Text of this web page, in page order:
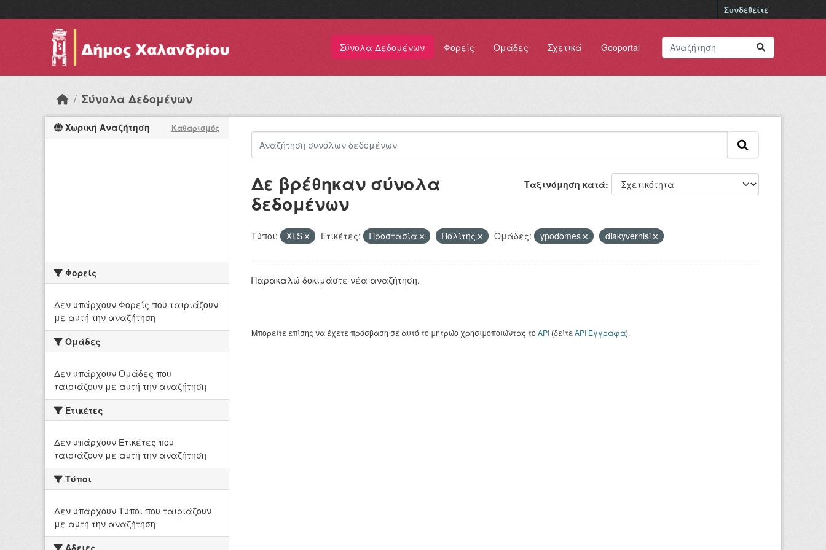
Συνδεθείτε
Σύνολα Δεδομένων Φορείς Ομάδες Σχετικά Geoportal
Σύνολα Δεδομένων
Χωρική Αναζήτηση Καθαρισμός
Φορείς
Δεν υπάρχουν Φορείς που ταιριάζουν
με αυτή την αναζήτηση
Ομάδες
Δεν υπάρχουν Ομάδες που
ταιριάζουν με αυτή την αναζήτηση
Ετικέτες
Δεν υπάρχουν Ετικέτες που
ταιριάζουν με αυτή την αναζήτηση
Τύποι
Δεν υπάρχουν Τύποι που ταιριάζουν
με αυτή την αναζήτηση
Άδειες
Ταξινόμηση κατά
Δε βρέθηκαν σύνολα
δεδομένων
Τύποι: XLS Ετικέτες: Προστασία Πολίτης Ομάδες: ypodomes diakyvernisi
Παρακαλώ δοκιμάστε νέα αναζήτηση.
Μπορείτε επίσης να έχετε πρόσβαση σε αυτό το μητρώο χρησιμοποιώντας τοAPI(δείτεAPI Έγγραφα).